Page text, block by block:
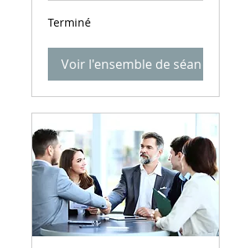
Terminé
Voir l'ensemble de séances